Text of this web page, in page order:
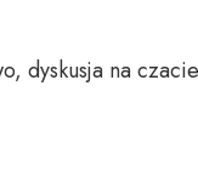
dyskusja na